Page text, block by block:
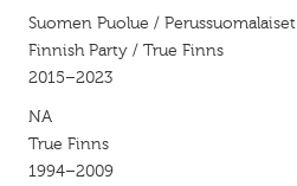
Suomen Puolue / Perussuomalaiset
Finnish Party / True Finns
2015–2023
NA
True Finns
1994–2009